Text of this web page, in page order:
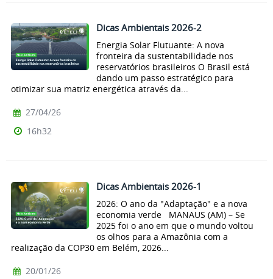
Dicas Ambientais 2026-2
Energia Solar Flutuante: A nova
fronteira da sustentabilidade nos
reservatórios brasileiros O Brasil está
dando um passo estratégico para
otimizar sua matriz energética através da...
27/04/26
16h32
Dicas Ambientais 2026-1
2026: O ano da "Adaptação" e a nova
economia verde MANAUS (AM) – Se
2025 foi o ano em que o mundo voltou
os olhos para a Amazônia com a
realização da COP30 em Belém, 2026...
20/01/26